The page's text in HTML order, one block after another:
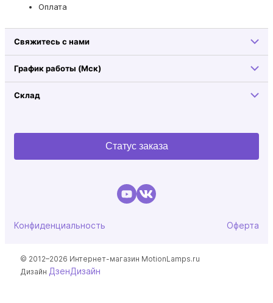
Оплата
Свяжитесь с нами
График работы (Мск)
Склад
Статус заказа
Конфиденциальность Оферта
© 2012–2026 Интернет-магазин MotionLamps.ru
Дизайн ДзенДизайн